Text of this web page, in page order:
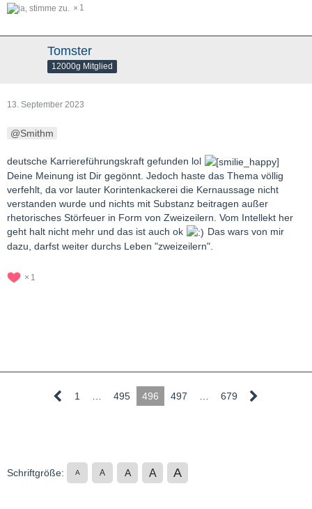
1
Tomster
12000g Mitglied
13. September 2023
Smithm
deutsche Karriereführungskraft gefunden lol
Deine Meinung ist Dir gegönnt. Jedoch haste das Thema völlig
verfehlt, da vor lauter Korintenkackerei die Kernaussage nicht
verstanden wurde und nichts mit Substanz beitragen außer
rhetorisches Störfeuer in Form von Zweizeilern. Vom Intellekt her
geht halt nicht mehr und das ist auch ok
Das wars von mir
dazu, darfst weiter durchs Leben "zweizeilern".
1
1 495 496 497 679
Schriftgröße: A A A A A